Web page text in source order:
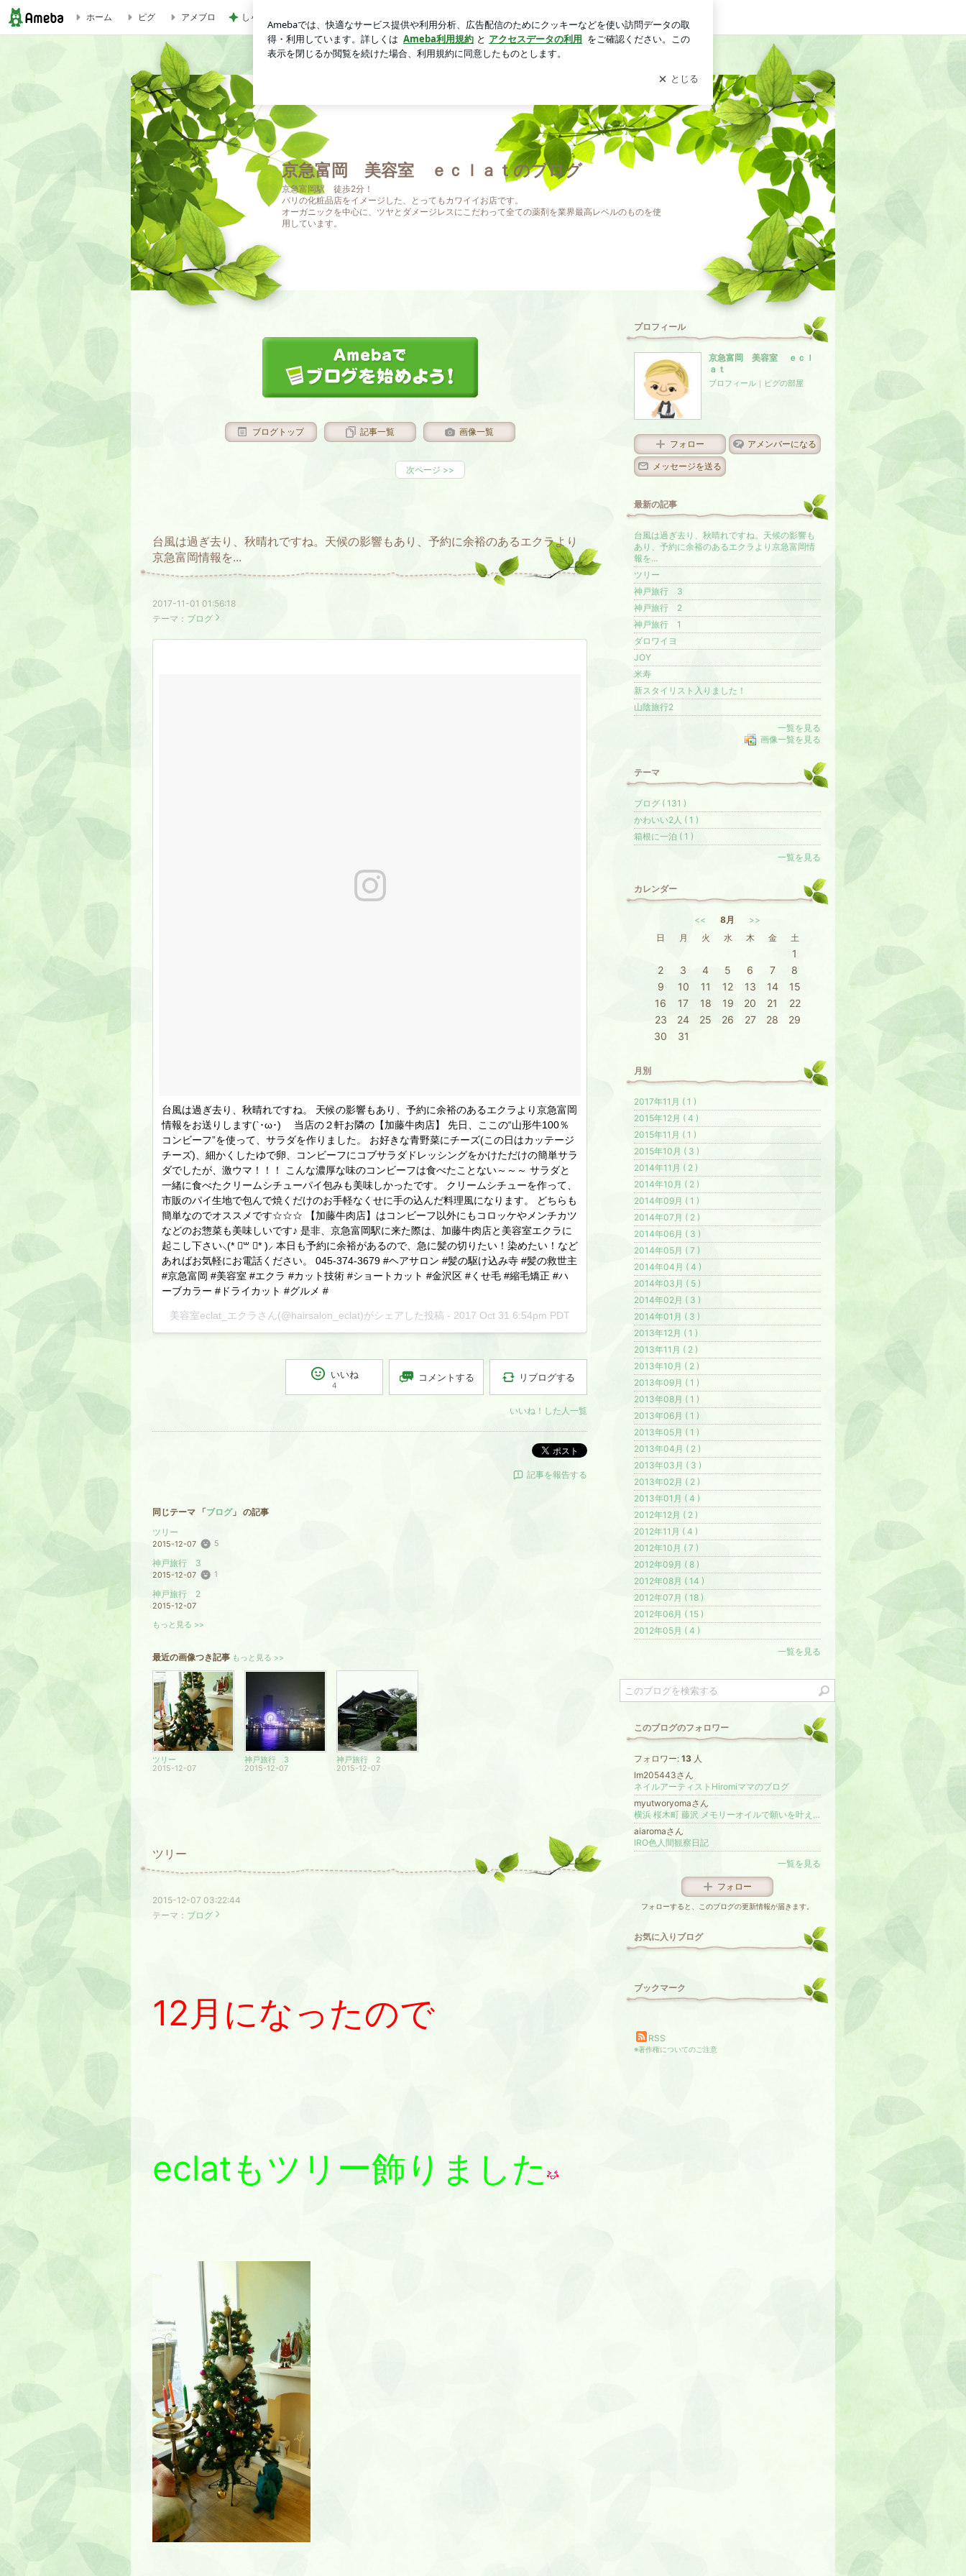
京急富岡 美容室 ｅｃｌａｔのブログ
ホーム ピグ アメブロ しゃぶ葉のゼリーとソフトクリーム ログイン
京急富岡 美容室 ｅｃｌａｔのブログ
京急富岡駅 徒歩2分！
パリの化粧品店をイメージした、とってもカワイイお店です。
オーガニックを中心に、ツヤとダメージレスにこだわって全ての薬剤を業界最高レベルのものを使
用しています。
ブログトップ 記事一覧 画像一覧
次ページ >>
台風は過ぎ去り、秋晴れですね。天候の影響もあり、予約に余裕のあるエクラより
京急富岡情報を...
2017-11-01 01:56:18
テーマ： ブログ
台風は過ぎ去り、秋晴れですね。 天候の影響もあり、予約に余裕のあるエクラより京急富岡
情報をお送りします(`･ω･)ゞ 当店の２軒お隣の【加藤牛肉店】 先日、ここの“山形牛100％
コンビーフ”を使って、サラダを作りました。 お好きな青野菜にチーズ(この日はカッテージ
チーズ)、細かくしたゆで卵、コンビーフにコブサラダドレッシングをかけただけの簡単サラ
ダでしたが、激ウマ！！！ こんな濃厚な味のコンビーフは食べたことない～～～ サラダと
一緒に食べたクリームシチューパイ包みも美味しかったです。 クリームシチューを作って、
市販のパイ生地で包んで焼くだけのお手軽なくせに手の込んだ料理風になります。 どちらも
簡単なのでオススメです☆☆☆ 【加藤牛肉店】はコンビーフ以外にもコロッケやメンチカツ
などのお惣菜も美味しいです♪ 是非、京急富岡駅に来た際は、加藤牛肉店と美容室エクラに
起こし下さい⸜(* ॑꒳ ॑* )⸝ 本日も予約に余裕があるので、急に髪の切りたい！染めたい！など
あればお気軽にお電話ください。 045-374-3679 #ヘアサロン #髪の駆け込み寺 #髪の救世主
#京急富岡 #美容室 #エクラ #カット技術 #ショートカット #金沢区 #くせ毛 #縮毛矯正 #ハ
ーブカラー #ドライカット #グルメ #
美容室eclat_エクラさん(@hairsalon_eclat)がシェアした投稿 - 2017 Oct 31 6:54pm PDT
いいね
4
コメントする リブログする
いいね！した人一覧
ポスト
記事を報告する
同じテーマ 「ブログ」 の記事
ツリー
2015-12-07 5
神戸旅行 3
2015-12-07 1
神戸旅行 2
2015-12-07
もっと見る >>
最近の画像つき記事 もっと見る >>
ツリー
2015-12-07
神戸旅行 3
2015-12-07
神戸旅行 2
2015-12-07
ツリー
2015-12-07 03:22:44
テーマ： ブログ
12月になったので
eclatもツリー飾りました
プロフィール
京急富岡 美容室 ｅｃｌ
ａｔ
プロフィール ｜ ピグの部屋
フォロー アメンバーになる
メッセージを送る
最新の記事
台風は過ぎ去り、秋晴れですね。天候の影響も
あり、予約に余裕のあるエクラより京急富岡情
報を...
ツリー
神戸旅行 3
神戸旅行 2
神戸旅行 1
ダロワイヨ
JOY
米寿
新スタイリスト入りました！
山陰旅行2
一覧を見る
画像一覧を見る
テーマ
ブログ ( 131 )
かわいい2人 ( 1 )
箱根に一泊 ( 1 )
一覧を見る
カレンダー
<< 8月
>>
日
月 火 水 木 金 土
1
2
3 4 5 6 7
8
9
10 11 12 13 14
15
16
17 18 19 20 21
22
23
24 25 26 27 28
29
30
31
月別
2017年11月 ( 1 )
2015年12月 ( 4 )
2015年11月 ( 1 )
2015年10月 ( 3 )
2014年11月 ( 2 )
2014年10月 ( 2 )
2014年09月 ( 1 )
2014年07月 ( 2 )
2014年06月 ( 3 )
2014年05月 ( 7 )
2014年04月 ( 4 )
2014年03月 ( 5 )
2014年02月 ( 3 )
2014年01月 ( 3 )
2013年12月 ( 1 )
2013年11月 ( 2 )
2013年10月 ( 2 )
2013年09月 ( 1 )
2013年08月 ( 1 )
2013年06月 ( 1 )
2013年05月 ( 1 )
2013年04月 ( 2 )
2013年03月 ( 3 )
2013年02月 ( 2 )
2013年01月 ( 4 )
2012年12月 ( 2 )
2012年11月 ( 4 )
2012年10月 ( 7 )
2012年09月 ( 8 )
2012年08月 ( 14 )
2012年07月 ( 18 )
2012年06月 ( 15 )
2012年05月 ( 4 )
一覧を見る
このブログのフォロワー
フォロワー: 13 人
lm205443さん
ネイルアーティストHiromiママのブログ
myutworyomaさん
横浜 桜木町 藤沢 メモリーオイルで願いを叶えて輝く貴女へ mary.lavandula
aiaromaさん
IRO色人間観察日記
一覧を見る
フォロー
フォローすると、このブログの更新情報が届きます。
お気に入りブログ
ブックマーク
RSS
※著作権についてのご注意